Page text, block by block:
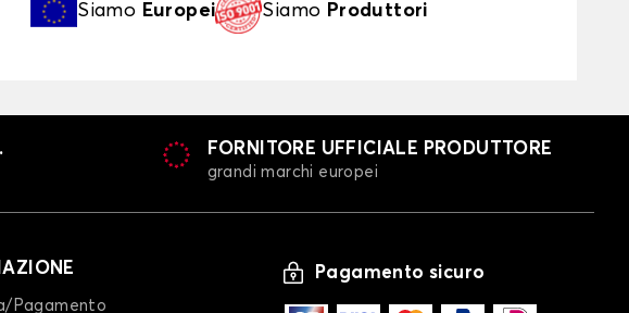
Siamo Europei Siamo Produttori
FORNITORE UFFICIALE PRODUTTORE
grandi marchi europei
Pagamento
Pagamento sicuro